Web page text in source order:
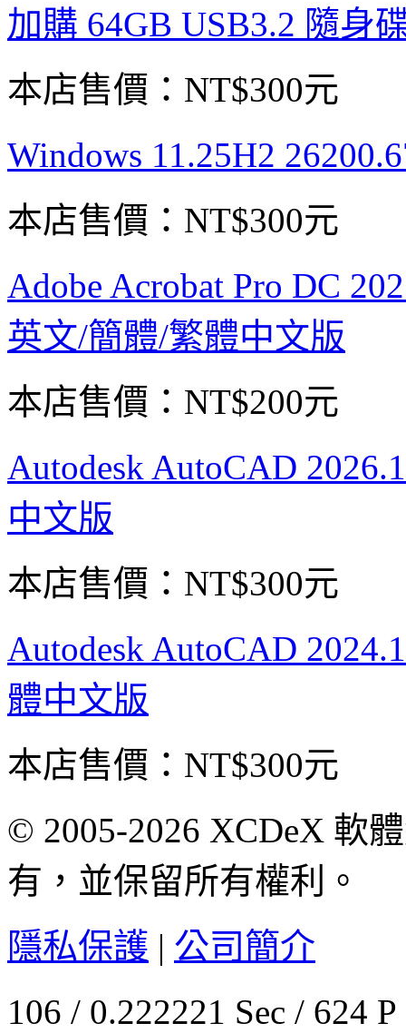
加購 64GB USB3.2 隨身
本店售價： NT$300元
Windows 11.25H2
本店售價： NT$300元
Adobe Acrobat Pro DC
英文/簡體/繁體中文版
本店售價： NT$200元
Autodesk AutoCAD
中文版
本店售價： NT$300元
Autodesk AutoCAD
體中文版
本店售價： NT$300元
© 2005-2026 XCDeX 軟
有，並保留所有權利。
隱私保護 | 公司簡介
106 / 0.222221 Sec / 624